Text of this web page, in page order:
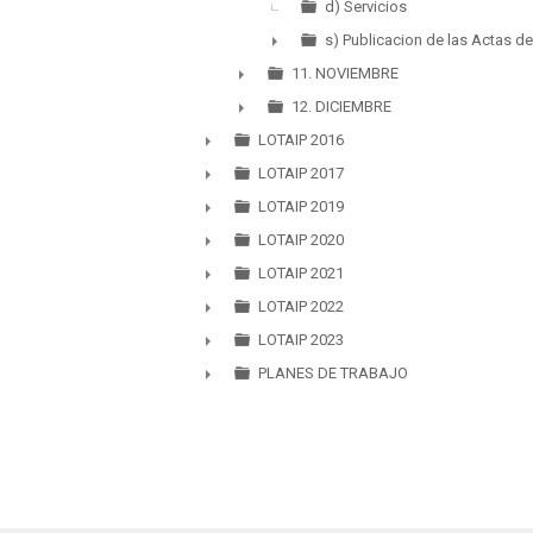
►
d) Servicios
►
s) Publicacion de las Actas de
►
11. NOVIEMBRE
►
12. DICIEMBRE
►
LOTAIP 2016
►
LOTAIP 2017
►
LOTAIP 2019
►
LOTAIP 2020
►
LOTAIP 2021
►
LOTAIP 2022
►
LOTAIP 2023
PLANES DE TRABAJO